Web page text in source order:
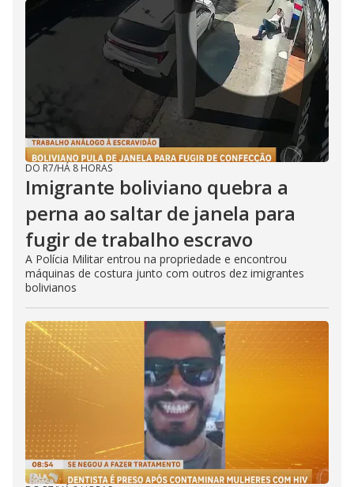
DO R7/HÁ 8 HORAS
Imigrante boliviano quebra a
perna ao saltar de janela para
fugir de trabalho escravo
A Polícia Militar entrou na propriedade e encontrou
máquinas de costura junto com outros dez imigrantes
bolivianos